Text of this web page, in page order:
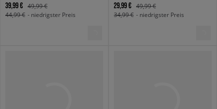
39,99 €
49,99 €
44,99 € - niedrigster Preis
29,99 €
49,99 €
34,99 € - niedrigster Preis